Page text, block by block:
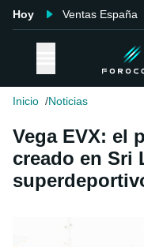
Hoy Ventas España
Inicio Noticias
Vega EVX: el
creado en Sri